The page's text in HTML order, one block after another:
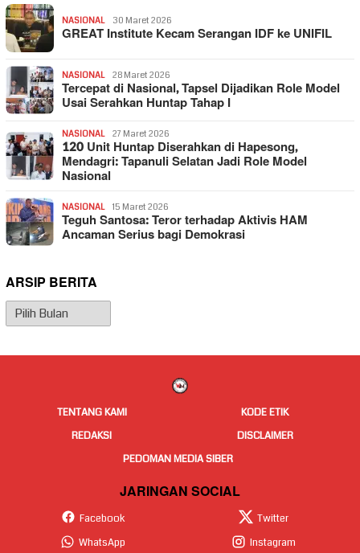
NASIONAL 30 Maret 2026
GREAT Institute Kecam Serangan IDF ke UNIFIL
NASIONAL 28 Maret 2026
Tercepat di Nasional, Tapsel Dijadikan Role Model
Usai Serahkan Huntap Tahap I
NASIONAL 27 Maret 2026
120 Unit Huntap Diserahkan di Hapesong,
Mendagri: Tapanuli Selatan Jadi Role Model
Nasional
NASIONAL 15 Maret 2026
Teguh Santosa: Teror terhadap Aktivis HAM
Ancaman Serius bagi Demokrasi
ARSIP BERITA
Arsip
Berita
TENTANG KAMI
KODE ETIK
REDAKSI
DISCLAIMER
PEDOMAN MEDIA SIBER
JARINGAN SOCIAL
Facebook
Twitter
WhatsApp
Instagram